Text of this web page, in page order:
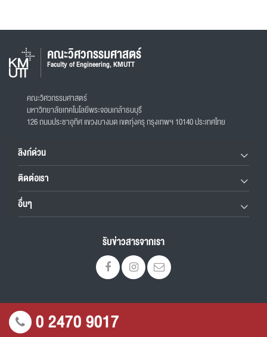
คณะวิศวกรรมศาสตร์
Faculty of Engineering, KMUTT
คณะวิศวกรรมศาสตร์
มหาวิทยาลัยเทคโนโลยีพระจอมเกล้าธนบุรี
126 ถนนประชาอุทิศ แขวงบางมด เขตทุ่งครุ กรุงเทพฯ 10140 ประเทศไทย
ลิงก์ด่วน
ติดต่อเรา
อื่นๆ
รับข่าวสารจากเรา
0 2470 9017